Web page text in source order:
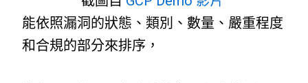
能依照漏洞的狀態、類別、數量、嚴重程度
和合規的部分來排序，